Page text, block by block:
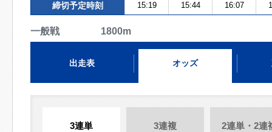
締切予定時刻 15:19 15:44 16:07
一般戦 1800m
出走表 オッズ
3連単 3連複 2連単・2連